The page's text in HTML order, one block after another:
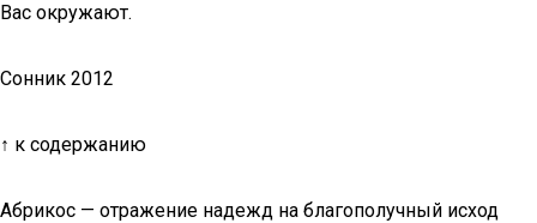
Вас окружают.
Сонник 2012
↑ к содержанию
Абрикос — отражение надежд на благополучный исход